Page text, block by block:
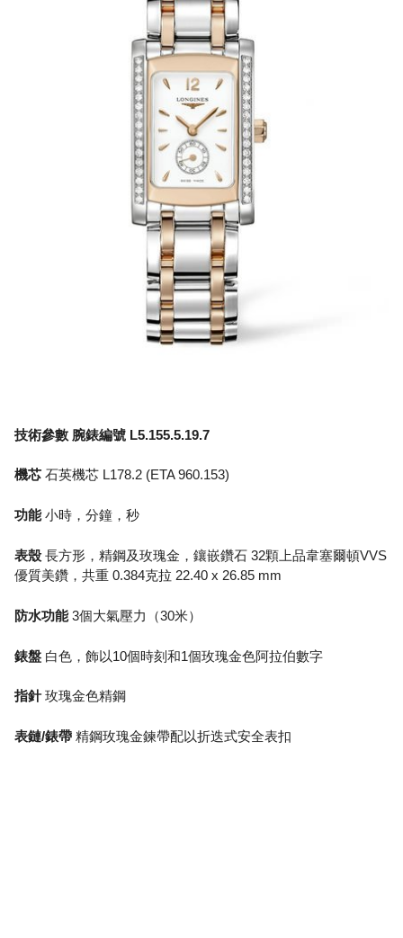
技術參數 腕錶編號 L5.155.5.19.7
機芯 石英機芯 L178.2 (ETA 960.153)
功能小時，分鐘，秒
表殼長方形，精鋼及玫瑰金，鑲嵌鑽石 32顆上品韋塞爾頓VVS
優質美鑽，共重 0.384克拉 22.40 x 26.85 mm
防水功能3個大氣壓力（30米）
錶盤 白色，飾以10個時刻和1個玫瑰金色阿拉伯數字
指針玫瑰金色精鋼
表鏈/錶帶 精鋼玫瑰金鍊帶配以折迭式安全表扣